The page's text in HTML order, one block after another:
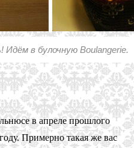
в булочную Boulangerie.
в апреле прошлого
Примерно такая же вас